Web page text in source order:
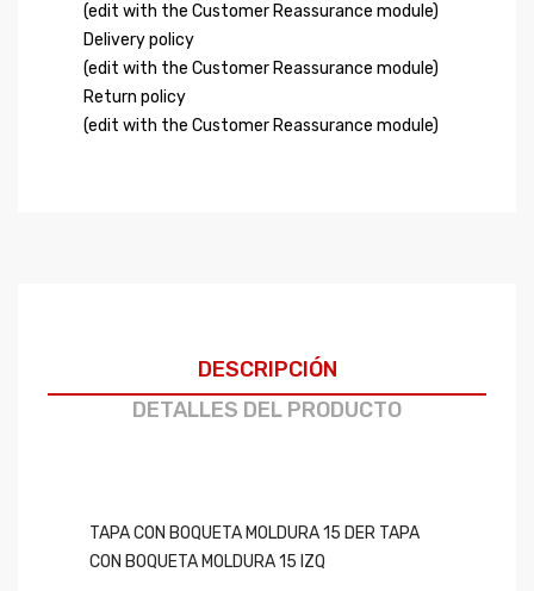
(edit with the Customer Reassurance module)
Delivery policy
(edit with the Customer Reassurance module)
Return policy
(edit with the Customer Reassurance module)
DESCRIPCIÓN
DETALLES DEL PRODUCTO
TAPA CON BOQUETA MOLDURA 15 DER TAPA
CON BOQUETA MOLDURA 15 IZQ